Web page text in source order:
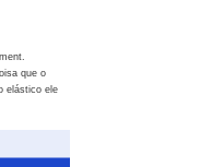
que o
elástico ele